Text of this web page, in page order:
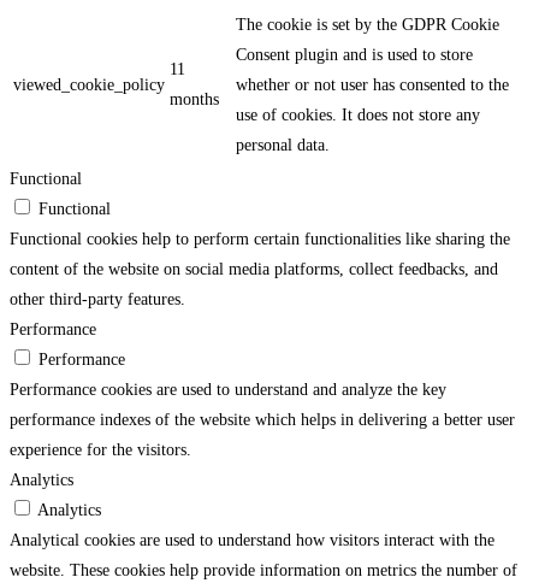
viewed_cookie_policy
11
months
The cookie is set by the GDPR Cookie
Consent plugin and is used to store
whether or not user has consented to the
use of cookies. It does not store any
personal data.
Functional
Functional
Functional cookies help to perform certain functionalities like sharing the
content of the website on social media platforms, collect feedbacks, and
other third-party features.
Performance
Performance
Performance cookies are used to understand and analyze the key
performance indexes of the website which helps in delivering a better user
experience for the visitors.
Analytics
Analytics
Analytical cookies are used to understand how visitors interact with the
website. These cookies help provide information on metrics the number of